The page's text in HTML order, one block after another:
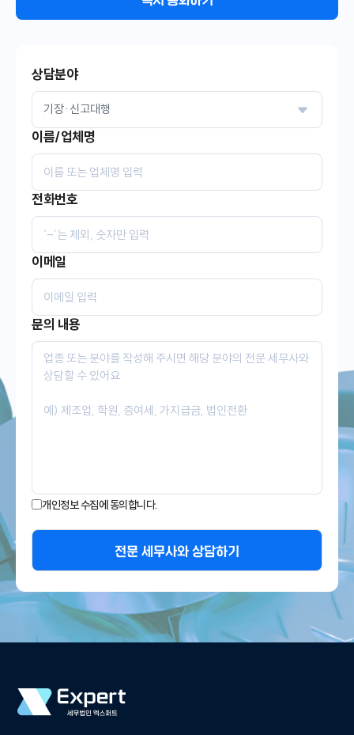
상담분야
이름/업체명
전화번호
이메일
문의 내용
개인정보 수집에 동의합니다.
전문 세무사와 상담하기